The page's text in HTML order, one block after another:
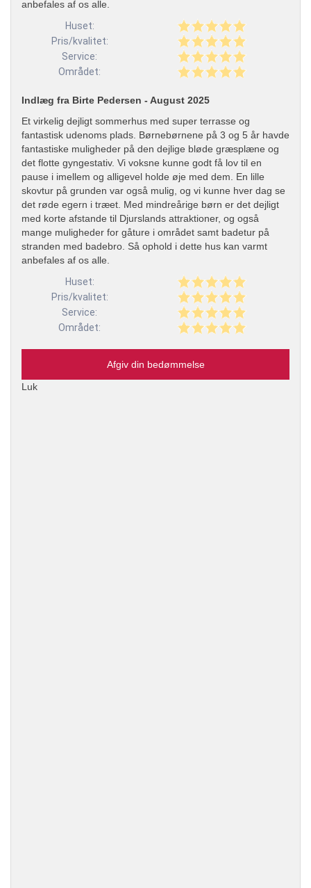
anbefales af os alle.
Huset:
Pris/kvalitet:
Service:
Området:
Indlæg fra Birte Pedersen - August 2025
Et virkelig dejligt sommerhus med super terrasse og
fantastisk udenoms plads. Børnebørnene på 3 og 5 år havde
fantastiske muligheder på den dejlige bløde græsplæne og
det flotte gyngestativ. Vi voksne kunne godt få lov til en
pause i imellem og alligevel holde øje med dem. En lille
skovtur på grunden var også mulig, og vi kunne hver dag se
det røde egern i træet. Med mindreårige børn er det dejligt
med korte afstande til Djurslands attraktioner, og også
mange muligheder for gåture i området samt badetur på
stranden med badebro. Så ophold i dette hus kan varmt
anbefales af os alle.
Huset:
Pris/kvalitet:
Service:
Området:
Afgiv din bedømmelse
Luk